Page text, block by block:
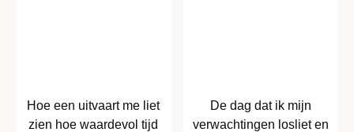
Hoe een uitvaart me liet
zien hoe waardevol tijd
De dag dat ik mijn
verwachtingen losliet en